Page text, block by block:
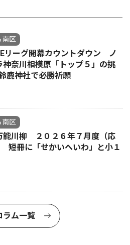
南区
リーグ開幕カウントダウン ノ
神奈川相模原「トップ５」の挑
神社で必勝祈願
南区
能川柳 ２０２６年７月度（応
短冊に「せかいへいわ」と小１
ラム一覧